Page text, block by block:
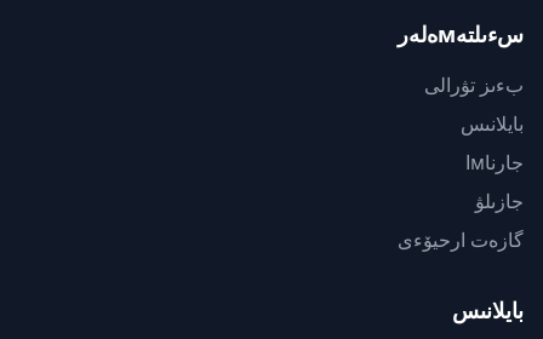
سءىلتەмەلەر
بءىز تۋرالى
بايلانىس
جارناмا
جازىلۋ
گازەت ارحيۆءى
بايلانىس